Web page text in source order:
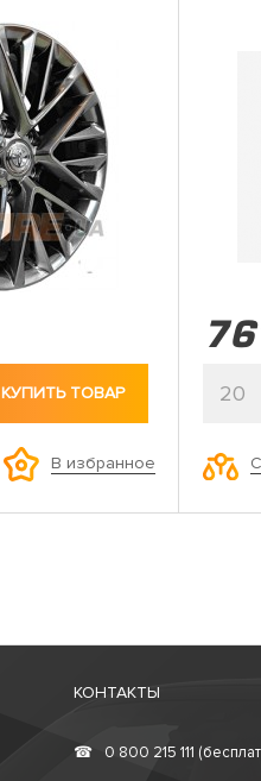
КУПИТЬ ТОВАР
В избранное
20
КОНТАКТЫ
☎ 0 800 215 111